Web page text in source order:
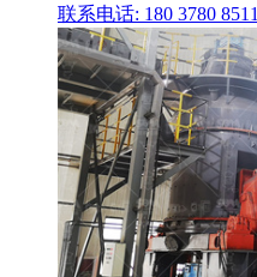
联系电话: 180 3780 8511